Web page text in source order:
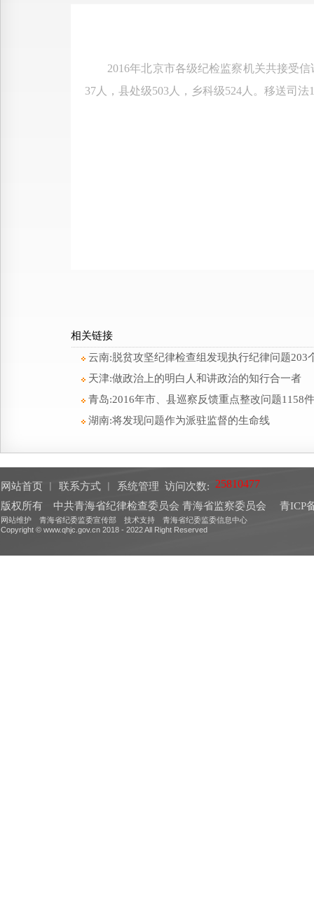
2016年北京市各级纪检监察机关共接受信
37人，县处级503人，乡科级524人。移送司
相关链接
云南:脱贫攻坚纪律检查组发现执行纪律问题203
天津:做政治上的明白人和讲政治的知行合一者
青岛:2016年市、县巡察反馈重点整改问题1158件
湖南:将发现问题作为派驻监督的生命线
网站首页 联系方式 系统管理 访问次数:
版权所有 中共青海省纪律检查委员会 青海省监察委员会
青ICP
网站维护 青海省纪委监委宣传部 技术支持 青海省纪委监委信息中心
Copyright © www.qhjc.gov.cn 2018 - 2022 All Right Reserved